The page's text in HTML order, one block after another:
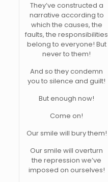
They’ve constructed a
narrative according to
which the causes, the
faults, the responsibilities
belong to everyone! But
never to them!
And so they condemn
you to silence and guilt!
But enough now!
Come on!
Our smile will bury them!
Our smile will overturn
the repression we’ve
imposed on ourselves!